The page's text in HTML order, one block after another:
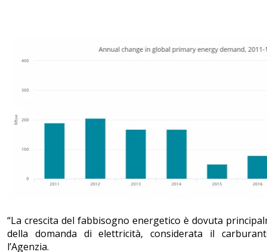
“La crescita del fabbisogno energetico è dovuta
della domanda di elettricità, considerata il
l’Agenzia.